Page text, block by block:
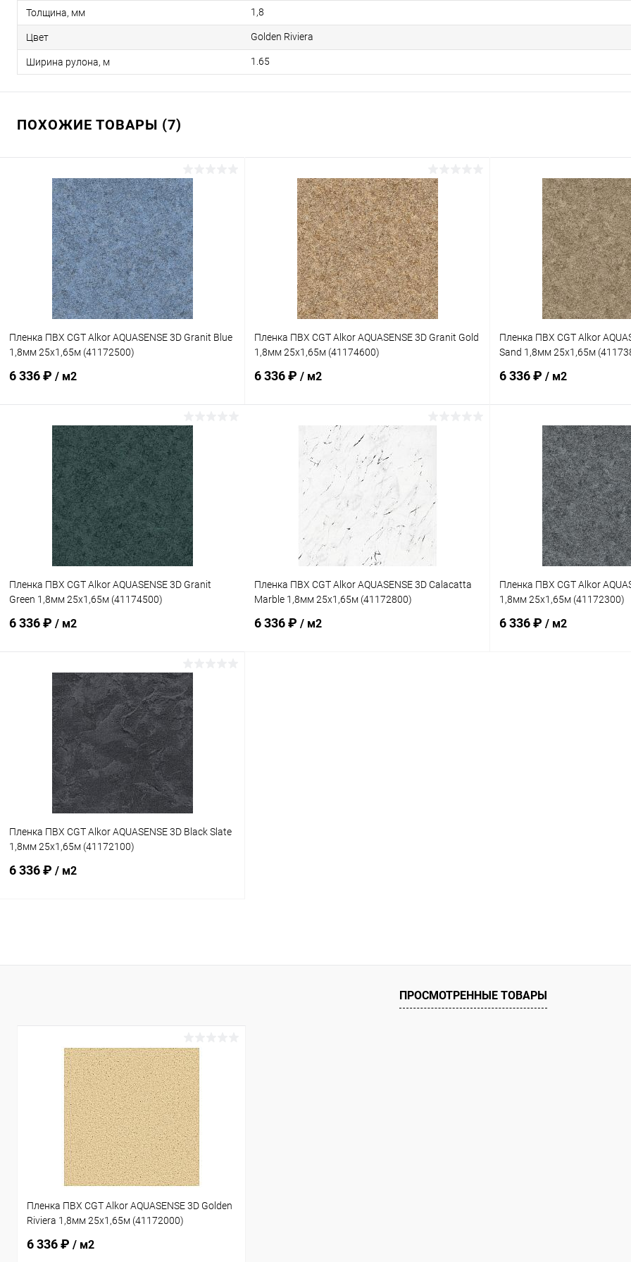
Толщина, мм 1,8
Цвет Golden Riviera
Ширина рулона, м 1.65
ПОХОЖИЕ ТОВАРЫ (7)
Пленка ПВХ CGT Alkor AQUASENSE 3D Granit Blue
1,8мм 25х1,65м (41172500)
6 336 ₽ / м2
В корзину
В избранное
К сравнению Под заказ
Пленка ПВХ CGT Alkor AQUASENSE 3D Granit Gold
1,8мм 25х1,65м (41174600)
6 336 ₽ / м2
В корзину
В избранное
К сравнению В наличии
Пленка ПВХ CGT Alkor
Sand 1,8мм 25х1,65м
6 336 ₽ / м2
В
В избранное
К сравнению
Пленка ПВХ CGT Alkor AQUASENSE 3D Granit
Green 1,8мм 25х1,65м (41174500)
6 336 ₽ / м2
В корзину
В избранное
К сравнению Под заказ
Пленка ПВХ CGT Alkor AQUASENSE 3D Calacatta
Marble 1,8мм 25х1,65м (41172800)
6 336 ₽ / м2
Пленка ПВХ CGT Alkor
1,8мм 25х1,65м (41172300)
6 336 ₽ / м2
Пленка ПВХ CGT Alkor AQUASENSE 3D Black Slate
1,8мм 25х1,65м (41172100)
6 336 ₽ / м2
В избранное
ПРОСМОТРЕННЫЕ ТОВАРЫ
Пленка ПВХ CGT Alkor AQUASENSE 3D Golden
Riviera 1,8мм 25х1,65м (41172000)
6 336 ₽ / м2